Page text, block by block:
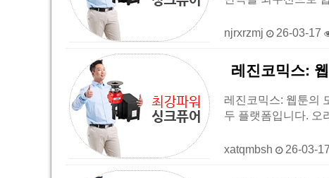
njrxrzmj 26-03-17
레진코믹스:
레진코믹스: 웹툰의
두 플랫폼입니다. 오
xatqmbsh 26-03-17